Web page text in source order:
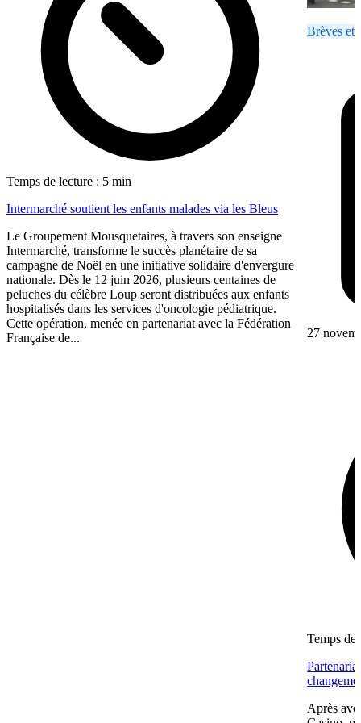
Temps de lecture : 5 min
Intermarché soutient les enfants malades via les Bleus
Le Groupement Mousquetaires, à travers son enseigne
Intermarché, transforme le succès planétaire de sa
campagne de Noël en une initiative solidaire d'envergure
nationale. Dès le 12 juin 2026, plusieurs centaines de
peluches du célèbre Loup seront distribuées aux enfants
hospitalisés dans les services d'oncologie pédiatrique.
Cette opération, menée en partenariat avec la Fédération
Française de...
Brèves et
27
Temps de
Après